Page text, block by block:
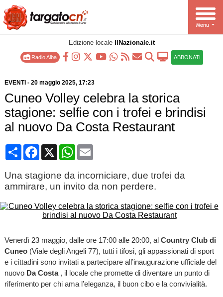
Edizione locale IlNazionale.it
Radio Alba ABBONATI
EVENTI - 20 maggio 2025, 17:23
Cuneo Volley celebra la storica
stagione: selfie con i trofei e brindisi
al nuovo Da Costa Restaurant
CondividiFacebook
X WhatsApp
Email
Una stagione da incorniciare, due trofei da
ammirare, un invito da non perdere.
Venerdì 23 maggio, dalle ore 17:00 alle 20:00, al Country Club di
Cuneo(Viale degli Angeli 77), tutti i tifosi, gli appassionati di sport
e i cittadini sono invitati a partecipare all’inaugurazione ufficiale del
nuovo Da Costa , il locale che promette di diventare un punto di
riferimento per chi ama l’eleganza, il buon cibo e la convivialità.